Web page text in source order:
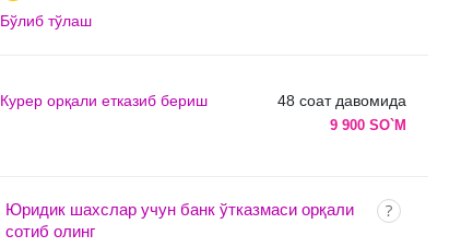
Бўлиб тўлаш
Курер орқали етказиб бериш 48 соат давомида
9 900 SO`M
Юридик шахслар учун банк ўтказмаси орқали
сотиб олинг